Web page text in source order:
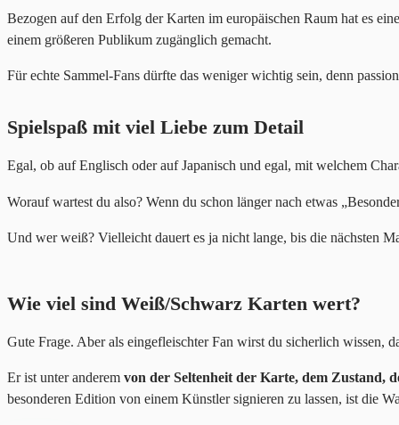
Bezogen auf den Erfolg der Karten im europäischen Raum hat es
einem größeren Publikum zugänglich gemacht.
Für echte Sammel-Fans dürfte das weniger wichtig sein, denn
Spielspaß mit viel Liebe zum Detail
Egal, ob auf Englisch oder auf Japanisch und egal, mit welchem
Worauf wartest du also? Wenn du schon länger nach etwas
Und wer weiß? Vielleicht dauert es ja nicht lange, bis die nächsten
Wie viel sind Weiß/Schwarz Karten wert?
Gute Frage. Aber als eingefleischter Fan wirst du sicherlich wissen,
Er ist unter anderem von der Seltenheit der Karte, dem Zustand,
besonderen Edition von einem Künstler signieren zu lassen, ist die